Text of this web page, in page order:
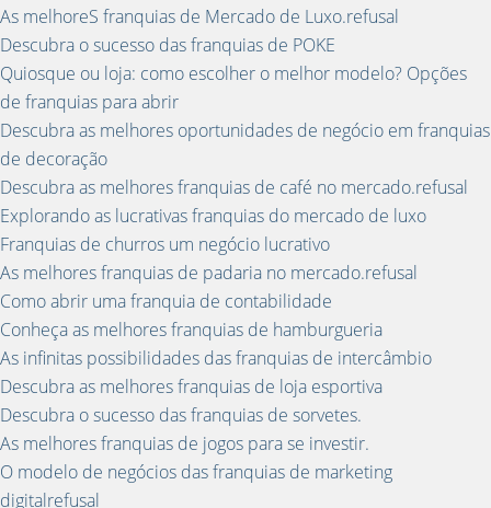
As melhoreS franquias de Mercado de Luxo.refusal
Descubra o sucesso das franquias de POKE
Quiosque ou loja: como escolher o melhor modelo? Opções
de franquias para abrir
Descubra as melhores oportunidades de negócio em franquias
de decoração
Descubra as melhores franquias de café no mercado.refusal
Explorando as lucrativas franquias do mercado de luxo
Franquias de churros um negócio lucrativo
As melhores franquias de padaria no mercado.refusal
Como abrir uma franquia de contabilidade
Conheça as melhores franquias de hamburgueria
As infinitas possibilidades das franquias de intercâmbio
Descubra as melhores franquias de loja esportiva
Descubra o sucesso das franquias de sorvetes.
As melhores franquias de jogos para se investir.
O modelo de negócios das franquias de marketing
digitalrefusal